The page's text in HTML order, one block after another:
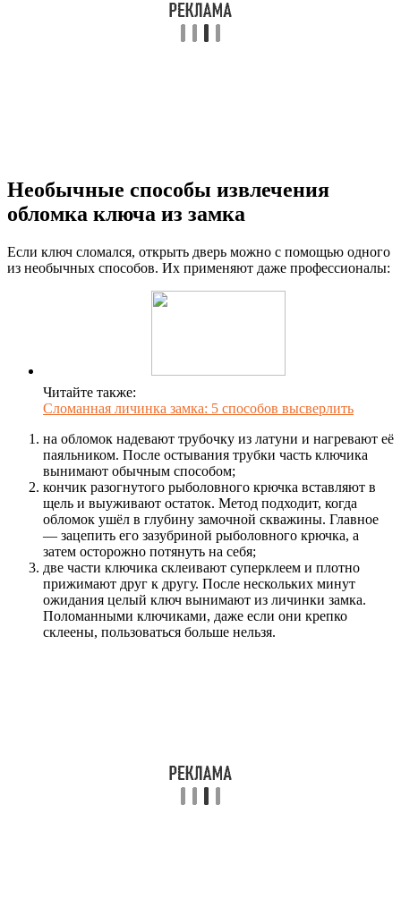
Необычные способы извлечения
обломка ключа из замка
Если ключ сломался, открыть дверь можно с помощью одного
из необычных способов. Их применяют даже профессионалы:
Читайте также:
Сломанная личинка замка: 5 способов высверлить
на обломок надевают трубочку из латуни и нагревают её
паяльником. После остывания трубки часть ключика
вынимают обычным способом;
кончик разогнутого рыболовного крючка вставляют в
щель и выуживают остаток. Метод подходит, когда
обломок ушёл в глубину замочной скважины. Главное
— зацепить его зазубриной рыболовного крючка, а
затем осторожно потянуть на себя;
две части ключика склеивают суперклеем и плотно
прижимают друг к другу. После нескольких минут
ожидания целый ключ вынимают из личинки замка.
Поломанными ключиками, даже если они крепко
склеены, пользоваться больше нельзя.